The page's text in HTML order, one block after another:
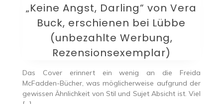
„Keine Angst, Darling“ von Vera
Buck, erschienen bei Lübbe
(unbezahlte Werbung,
Rezensionsexemplar)
Das Cover erinnert ein wenig an die Freida
McFadden-Bücher, was möglicherweise aufgrund der
gewissen Ähnlichkeit von Stil und Sujet Absicht ist. Viel